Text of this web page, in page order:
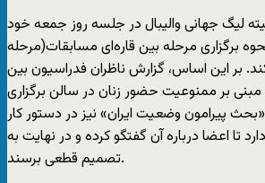
لیگ جهانی والیبال در جلسه روز جمعه خود
برگزاری مرحله بین قاره‌ای مسابقات(مرحله
بر این اساس، گزارش ناظران فدراسیون بین
مبنی بر ممنوعیت حضور زنان در سالن برگزاری
پیرامون وضعیت ایران» نیز در دستور کار
تا اعضا درباره آن گفتگو کرده و در نهایت به
تصمیم قطعی برسند.